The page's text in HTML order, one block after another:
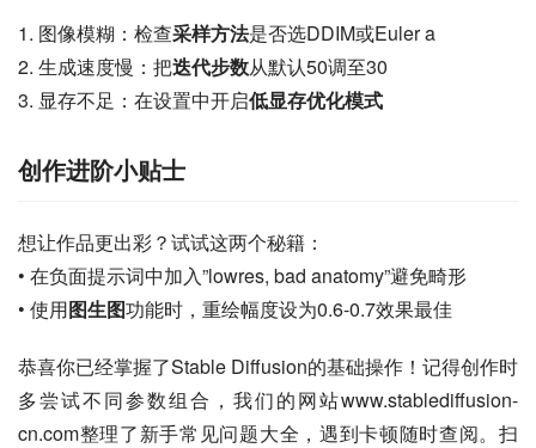
1. 图像模糊：检查采样方法是否选DDIM或Euler a
2. 生成速度慢：把迭代步数从默认50调至30
3. 显存不足：在设置中开启低显存优化模式
创作进阶小贴士
想让作品更出彩？试试这两个秘籍：
• 在负面提示词中加入”lowres, bad anatomy”避免畸形
• 使用图生图功能时，重绘幅度设为0.6-0.7效果最佳
恭喜你已经掌握了Stable Diffusion的基础操作！记得创作时
多尝试不同参数组合，我们的网站www.stablediffusion-
cn.com整理了新手常见问题大全，遇到卡顿随时查阅。扫